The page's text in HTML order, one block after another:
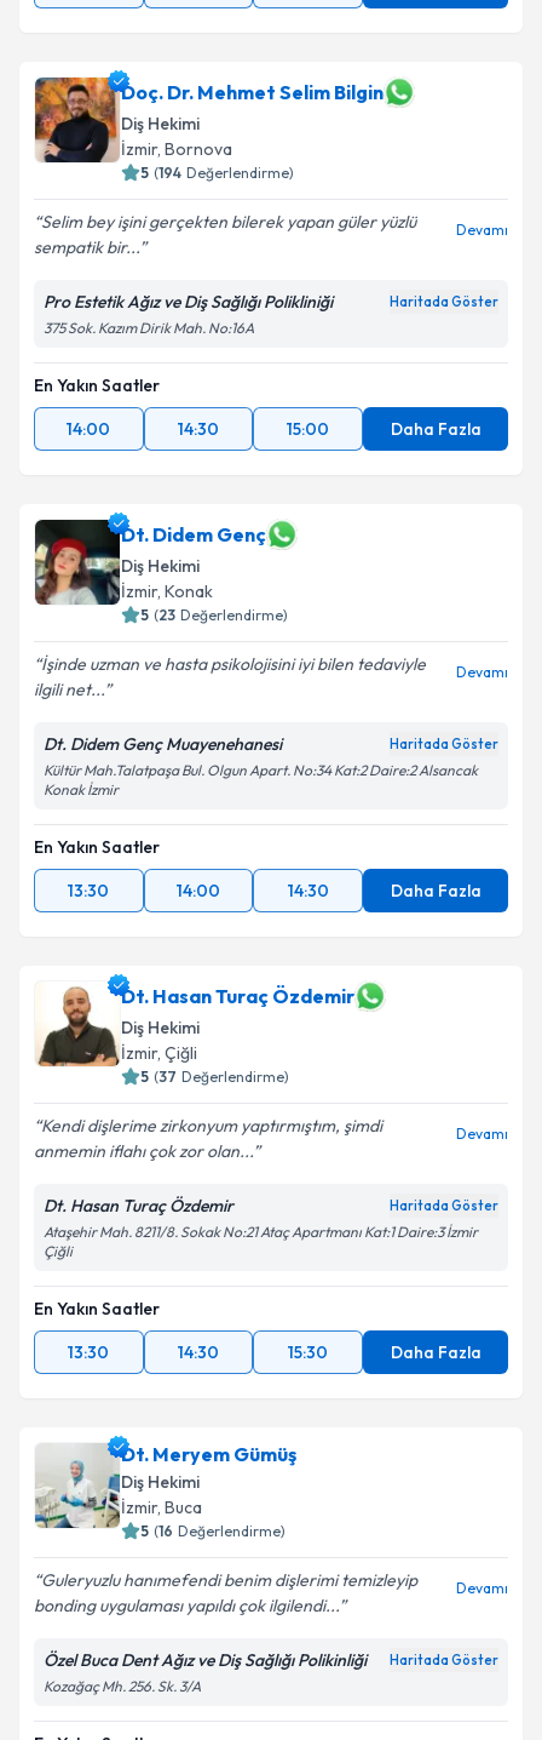
Doç. Dr. Mehmet Selim Bilgin
Diş Hekimi
İzmir, Bornova
5 (194 Değerlendirme)
Selim bey işini gerçekten bilerek yapan güler yüzlü
sempatik bir...
Devamı
Pro Estetik Ağız ve Diş Sağlığı Polikliniği Haritada Göster
375 Sok. Kazım Dirik Mah. No:16A
En Yakın Saatler
14:00
14:30 15:00 Daha Fazla
Dt. Didem Genç
Diş Hekimi
İzmir, Konak
5 (23 Değerlendirme)
İşinde uzman ve hasta psikolojisini iyi bilen tedaviyle
ilgili net...
Devamı
Dt. Didem Genç Muayenehanesi Haritada Göster
Kültür Mah.Talatpaşa Bul. Olgun Apart. No:34 Kat:2 Daire:2 Alsancak
Konak İzmir
En Yakın Saatler
13:30
14:00 14:30 Daha Fazla
Dt. Hasan Turaç Özdemir
Diş Hekimi
İzmir, Çiğli
5 (37 Değerlendirme)
Kendi dişlerime zirkonyum yaptırmıştım, şimdi
anmemin iflahı çok zor olan...
Devamı
Dt. Hasan Turaç Özdemir Haritada Göster
Ataşehir Mah. 8211/8. Sokak No:21 Ataç Apartmanı Kat:1 Daire:3 İzmir
Çiğli
En Yakın Saatler
13:30
14:30 15:30 Daha Fazla
Dt. Meryem Gümüş
Diş Hekimi
İzmir, Buca
5 (16 Değerlendirme)
Guleryuzlu hanımefendi benim dişlerimi temizleyip
bonding uygulaması yapıldı çok ilgilendi...
Devamı
Özel Buca Dent Ağız ve Diş Sağlığı Polikinliği Haritada Göster
Kozağaç Mh. 256. Sk. 3/A